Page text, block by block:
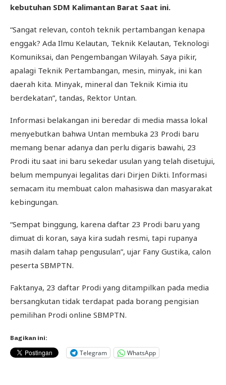
kebutuhan SDM Kalimantan Barat Saat ini.
“Sangat relevan, contoh teknik pertambangan kenapa
enggak? Ada Ilmu Kelautan, Teknik Kelautan, Teknologi
Komuniksai, dan Pengembangan Wilayah. Saya pikir,
apalagi Teknik Pertambangan, mesin, minyak, ini kan
daerah kita. Minyak, mineral dan Teknik Kimia itu
berdekatan”, tandas, Rektor Untan.
Informasi belakangan ini beredar di media massa lokal
menyebutkan bahwa Untan membuka 23 Prodi baru
memang benar adanya dan perlu digaris bawahi, 23
Prodi itu saat ini baru sekedar usulan yang telah disetujui,
belum mempunyai legalitas dari Dirjen Dikti. Informasi
semacam itu membuat calon mahasiswa dan masyarakat
kebingungan.
“Sempat binggung, karena daftar 23 Prodi baru yang
dimuat di koran, saya kira sudah resmi, tapi rupanya
masih dalam tahap pengusulan”, ujar Fany Gustika, calon
peserta SBMPTN.
Faktanya, 23 daftar Prodi yang ditampilkan pada media
bersangkutan tidak terdapat pada borang pengisian
pemilihan Prodi online SBMPTN.
Bagikan ini:
Telegram WhatsApp